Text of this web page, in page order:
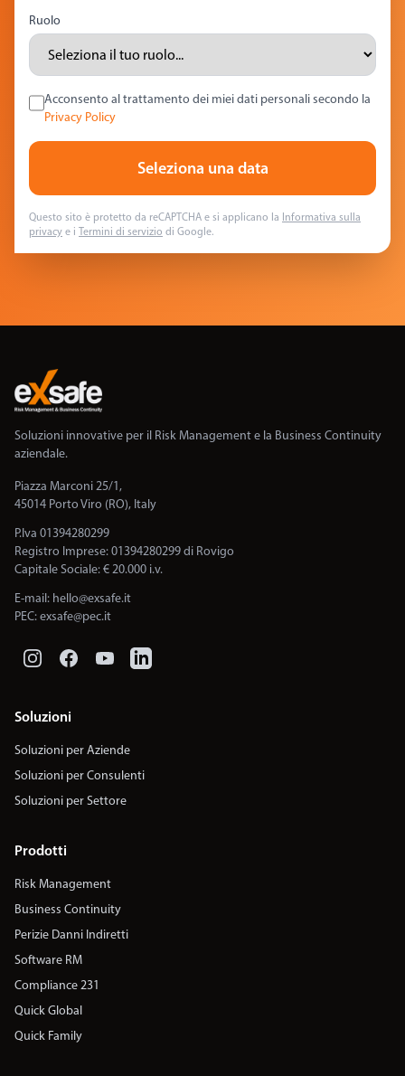
Ruolo
Acconsento al trattamento dei miei dati personali secondo la
Privacy Policy
Seleziona una data
Questo sito è protetto da reCAPTCHA e si applicano la Informativa sulla
privacy e i Termini di servizio di Google.
Soluzioni innovative per il Risk Management e la Business Continuity
aziendale.
Piazza Marconi 25/1,
45014 Porto Viro (RO), Italy
P.Iva 01394280299
Registro Imprese: 01394280299 di Rovigo
Capitale Sociale: € 20.000 i.v.
E-mail: hello@exsafe.it
PEC:exsafe@pec.it
Soluzioni
Soluzioni per Aziende
Soluzioni per Consulenti
Soluzioni per Settore
Prodotti
Risk Management
Business Continuity
Perizie Danni Indiretti
Software RM
Compliance 231
Quick Global
Quick Family